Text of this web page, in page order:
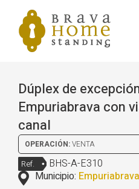
Dúplex de
Empuriabrava con
canal
OPERACIÓN:VENTA
Ref.
BHS-A-E310
Municipio: Empuriabrava